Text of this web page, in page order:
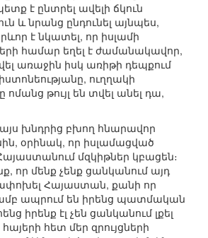
է ընտրել ավելի ճկուն
և նրանց ընդունել այնպես,
է նկատել, որ իսլամի
համար եղել է ժամանակավոր,
առաջին իսկ առիթի դեպքում
ուղղակի
թույլ են տվել անել դա,
խնդրից բխող հնարավոր
օրինակ, որ իսլամացված
մզկիթներ կբացեն։
որ մենք չենք ցանկանում այդ
Հայաստան, քանի որ
ապրում են իրենց պատմական
իրենք էլ չեն ցանկանում լքել
հետ մեր զրույցների